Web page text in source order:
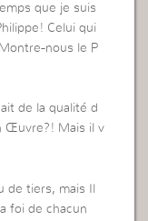
que je suis
Celui qui
nous le P
de la qualité d
Œuvre?! Mais il v
de tiers, mais Il
foi de chacun